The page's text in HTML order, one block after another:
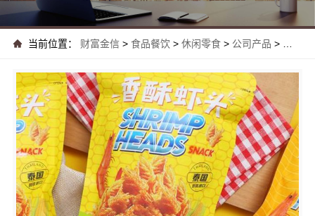
当前位置： 财富金信> 食品餐饮 > 休闲零食> 公司产品 >